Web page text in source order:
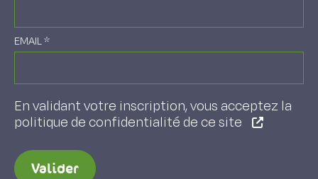
EMAIL*
En validant votre inscription, vous acceptez la
politique de confidentialité de ce site
Valider